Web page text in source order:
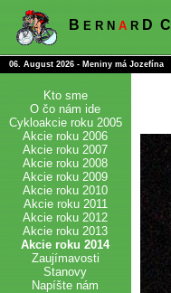
B E R N A R D C
06. August 2026 - Meniny má Jozefína
Kto sme
O čo nám ide
Cykloakcie roku 2005
Akcie roku 2006
Akcie roku 2007
Akcie roku 2008
Akcie roku 2009
Akcie roku 2010
Akcie roku 2011
Akcie roku 2012
Akcie roku 2013
Akcie roku 2014
Zaujímavosti
Stanovy
Napíšte nám